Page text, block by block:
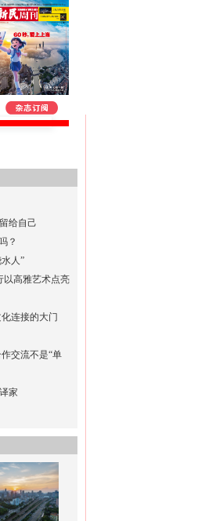
给自己
？
人”
以高雅艺术点亮
连接的大门
交流不是“单
家